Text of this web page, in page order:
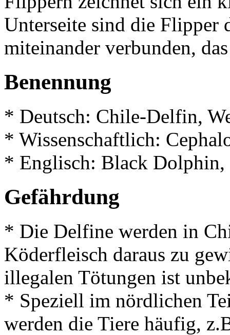
Unterseite sind die Flipper
miteinander verbunden,
Benennung
* Deutsch: Chile-Delfin,
* Wissenschaftlich:
* Englisch: Black
Gefährdung
* Die Delfine werden in
Köderfleisch daraus zu
illegalen Tötungen ist
* Speziell im nördlichen
werden die Tiere häufig,